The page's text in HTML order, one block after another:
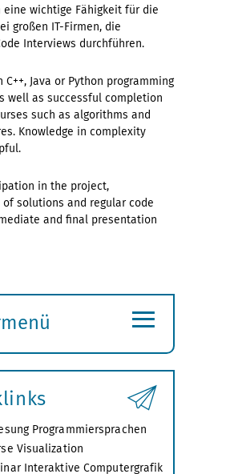
eine wichtige Fähigkeit für die
großen IT-Firmen, die
Interviews durchführen.
C++, Java or Python programming
well as successful completion
such as algorithms and
Knowledge in complexity
in the project,
solutions and regular code
and final presentation
≡
Programmiersprachen
Visualization
Interaktive Computergrafik